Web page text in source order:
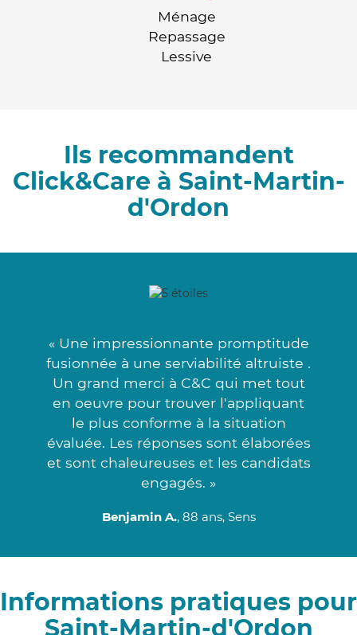
Ménage
Repassage
Lessive
Ils recommandent
Click&Care à Saint-Martin-
d'Ordon
« Une impressionnante promptitude
fusionnée à une serviabilité altruiste .
Un grand merci à C&C qui met tout
en oeuvre pour trouver l'appliquant
le plus conforme à la situation
évaluée. Les réponses sont élaborées
et sont chaleureuses et les candidats
engagés. »
Benjamin A., 88 ans, Sens
Informations pratiques pour
Saint-Martin-d'Ordon